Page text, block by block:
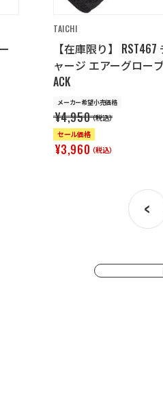
TAICHI
【在庫限り】 RST467
ャージ エアーグロー
ACK
メーカー希望小売価格
¥4,950（税込）
セール価格
¥3,960（税込）